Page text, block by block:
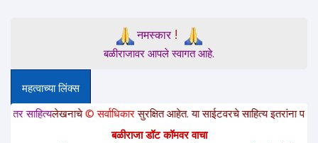
नमस्कार!
बळीराजावर आपले स्वागत आहे.
महत्वाच्या लिंक्स
लेखनाचे© सर्वाधिकारसुरक्षित आहेत. या साईटवरचे साहित्य इतरांना पाठवायचे
बळीराजा डॉट कॉमवर वाचा